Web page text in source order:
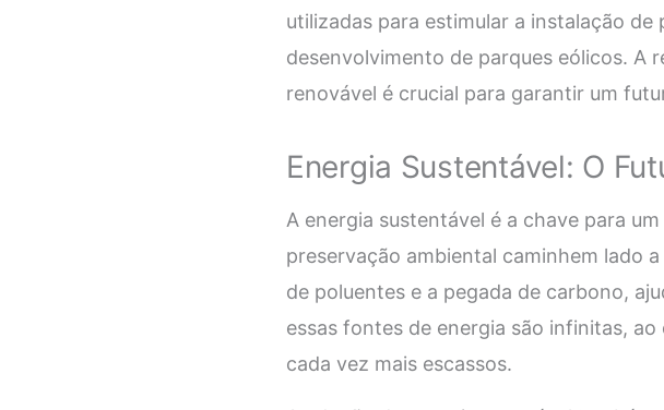
utilizadas para estimular a instalação
desenvolvimento de parques eólicos. A
renovável é crucial para garantir um
Energia Sustentável: O
A energia sustentável é a chave para
preservação ambiental caminhem lado
de poluentes e a pegada de carbono,
essas fontes de energia são infinitas,
cada vez mais escassos.